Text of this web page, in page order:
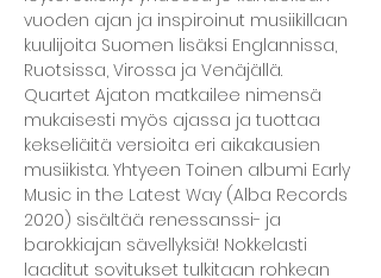
vuoden ajan ja inspiroinut musiikillaan
kuulijoita Suomen lisäksi Englannissa,
Ruotsissa, Virossa ja Venäjällä.
Quartet Ajaton matkailee nimensä
mukaisesti myös ajassa ja tuottaa
kekseliäitä versioita eri aikakausien
musiikista. Yhtyeen Toinen albumi Early
Music in the Latest Way (Alba Records
2020) sisältää renessanssi- ja
barokkiajan sävellyksiä! Nokkelasti
laaditut sovitukset tulkitaan rohkean